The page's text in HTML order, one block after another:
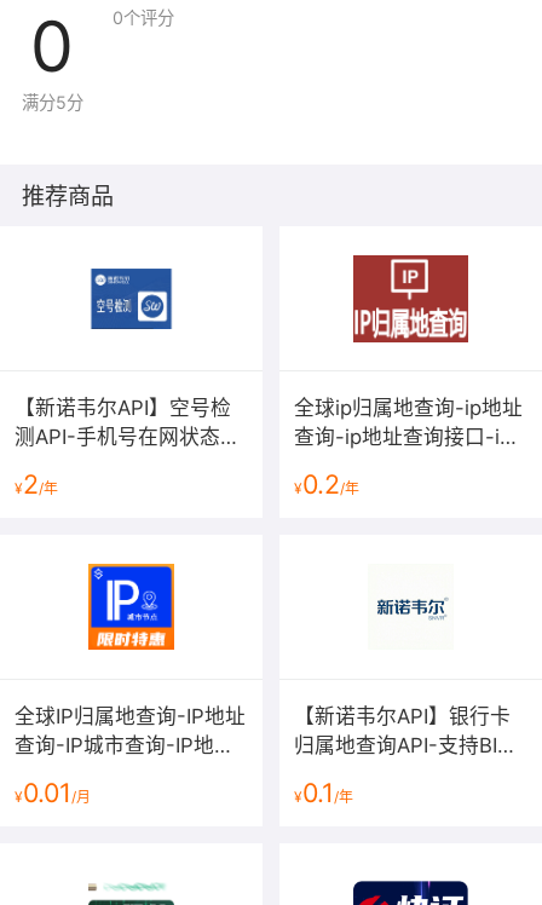
0
满分5分
0个评分
推荐商品
【新诺韦尔API】空号检
测API-手机号在网状态实
¥2/年
全球ip归属地查询-ip地址
查询-ip地址查询接口-ip
ip地址定位-ip查询【支持
¥0.2/年
全球IP归属地查询-IP地址
查询-IP城市查询-IP地址
城市节点【数链云】
¥0.01/月
【新诺韦尔API】银行卡
归属地查询API-支持BIN
¥0.1/年